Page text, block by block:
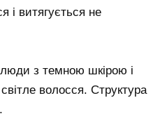
і витягується не
з темною шкірою і
волосся. Структура